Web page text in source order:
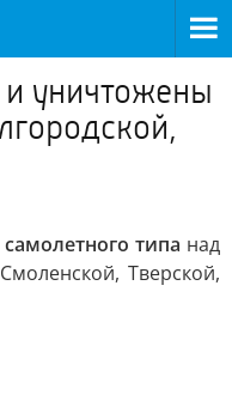
уничтожены
типа над
Тверской,